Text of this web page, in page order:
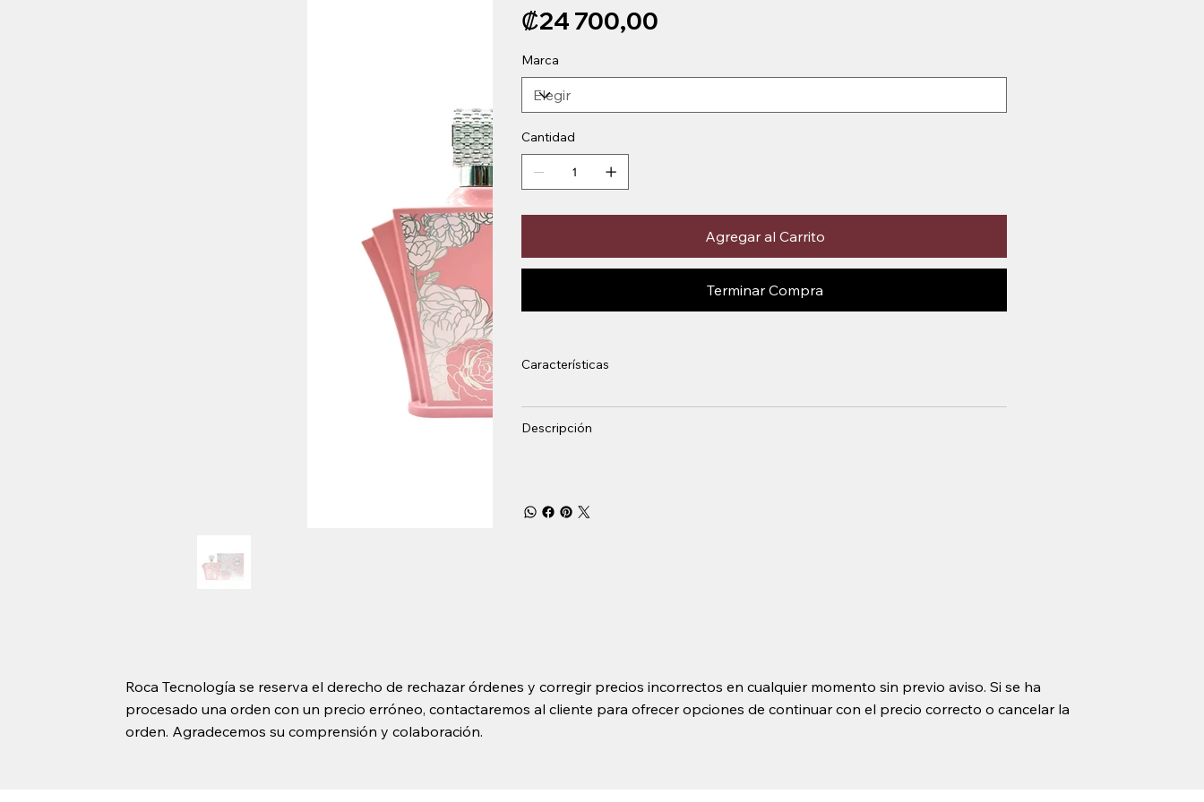
₡24 700,00
Marca
Cantidad
Agregar al Carrito
Terminar Compra
Características
Descripción
Roca Tecnología se reserva el derecho de rechazar órdenes y corregir precios incorrectos en cualquier momento sin previo aviso. Si se ha
procesado una orden con un precio erróneo, contactaremos al cliente para ofrecer opciones de continuar con el precio correcto o cancelar la
orden. Agradecemos su comprensión y colaboración.